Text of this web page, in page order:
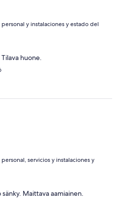
y instalaciones y estado del
huone.
servicios y instalaciones y
Maittava aamiainen.